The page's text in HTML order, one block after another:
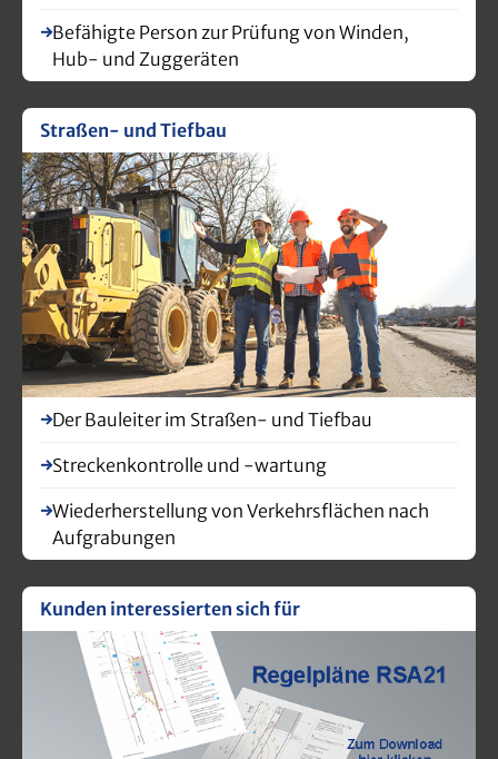
Befähigte Person zur Prüfung von Winden,
Hub- und Zuggeräten
Straßen- und Tiefbau
Der Bauleiter im Straßen- und Tiefbau
Streckenkontrolle und -wartung
Wiederherstellung von Verkehrsflächen nach
Aufgrabungen
Kunden interessierten sich für